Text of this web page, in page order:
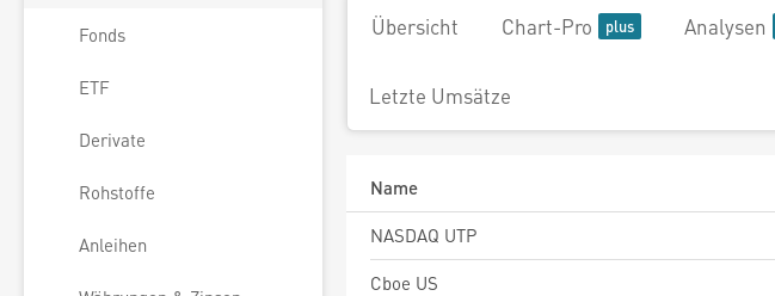
Fonds
ETF
Derivate
Rohstoffe
Anleihen
Übersicht Chart-Pro Analysen
Letzte Umsätze
Name
NASDAQ UTP
Cboe US